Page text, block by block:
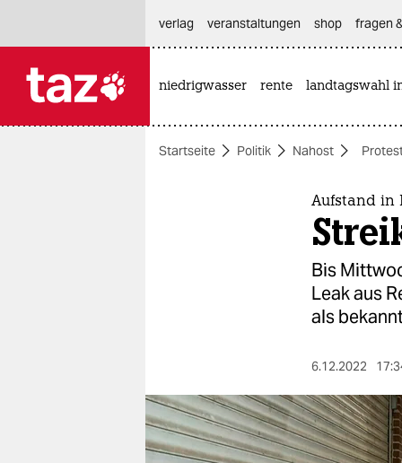
themen
berlin
nord
verlag
veranstaltungen shop fragen
niedrigwasser rente landtagswahl
Startseite Politik Nahost
Aufstand in
Bis
Leak aus
als
6.12.2022